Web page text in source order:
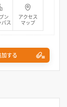
ン
パス
アクセス
マップ
する